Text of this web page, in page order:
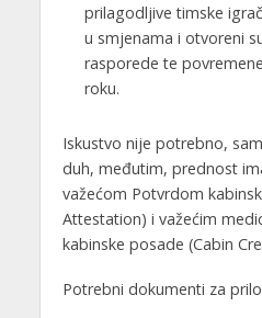
prilagodljive timske
u smjenama i otvoreni
rasporede te
roku.
Iskustvo nije potrebno,
duh, međutim, prednost
važećom Potvrdom
Attestation) i važećim
kabinske posade (Cabin
Potrebni dokumenti za